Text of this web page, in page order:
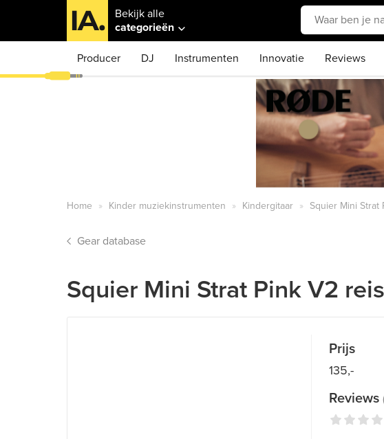
Bekijk alle
categorieën
Producer DJ Instrumenten Innovatie Reviews
Home Kinder muziekinstrumenten Kindergitaar Squier Mini Strat
Gear database
Squier Mini Strat Pink V2
Prijs
135,-
Reviews